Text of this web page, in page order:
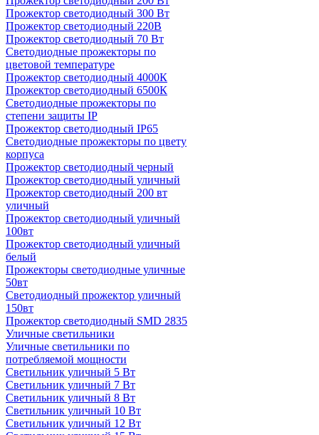
Прожектор светодиодный 300 Вт
Прожектор светодиодный 220В
Прожектор светодиодный 70 Вт
Светодиодные прожекторы по
цветовой температуре
Прожектор светодиодный 4000К
Прожектор светодиодный 6500К
Светодиодные прожекторы по
степени защиты IP
Прожектор светодиодный IP65
Светодиодные прожекторы по цвету
корпуса
Прожектор светодиодный черный
Прожектор светодиодный уличный
Прожектор светодиодный 200 вт
уличный
Прожектор светодиодный уличный
100вт
Прожектор светодиодный уличный
белый
Прожекторы светодиодные уличные
50вт
Светодиодный прожектор уличный
150вт
Прожектор светодиодный SMD 2835
Уличные светильники
Уличные светильники по
потребляемой мощности
Светильник уличный 5 Вт
Светильник уличный 7 Вт
Светильник уличный 8 Вт
Светильник уличный 10 Вт
Светильник уличный 12 Вт